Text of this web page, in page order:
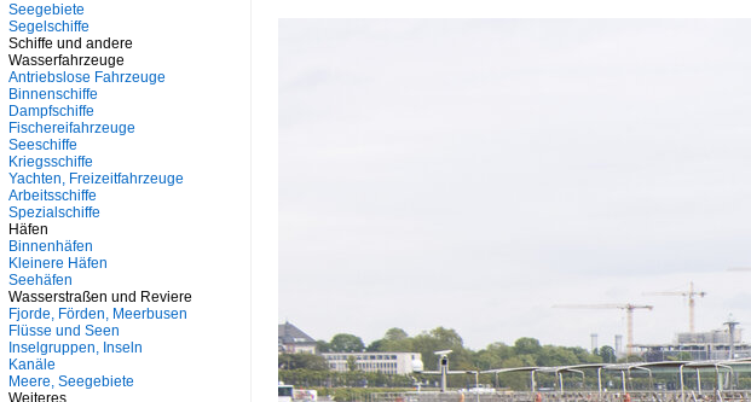
Seegebiete
Segelschiffe
Schiffe und andere
Wasserfahrzeuge
Antriebslose Fahrzeuge
Binnenschiffe
Dampfschiffe
Fischereifahrzeuge
Seeschiffe
Kriegsschiffe
Yachten, Freizeitfahrzeuge
Arbeitsschiffe
Spezialschiffe
Häfen
Binnenhäfen
Kleinere Häfen
Seehäfen
Wasserstraßen und Reviere
Fjorde, Förden, Meerbusen
Flüsse und Seen
Inselgruppen, Inseln
Kanäle
Meere, Seegebiete
Weiteres